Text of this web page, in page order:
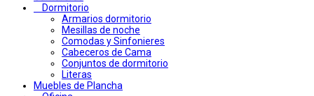
Dormitorio
Armarios dormitorio
Mesillas de noche
Comodas y Sinfonieres
Cabeceros de Cama
Conjuntos de dormitorio
Literas
Muebles de Plancha